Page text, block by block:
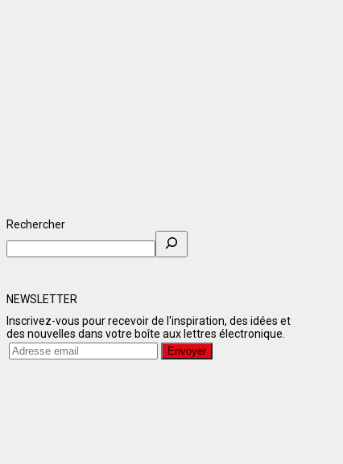
Rechercher
NEWSLETTER
Inscrivez-vous pour recevoir de l'inspiration, des idées et
des nouvelles dans votre boîte aux lettres électronique.